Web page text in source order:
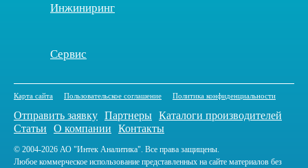
Инжиниринг
Сервис
Карта сайта Пользовательское соглашение Политика конфиденциальности
Отправить заявку Партнеры Каталоги производителей
Статьи
О компании Контакты
© 2004-2026 АО "Интек Аналитика". Все права защищены.
Любое коммерческое использование представленных на сайте материалов без